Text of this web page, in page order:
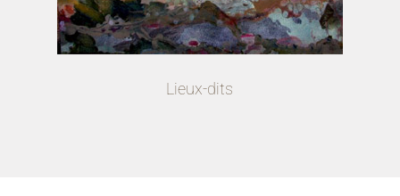
Lieux-dits